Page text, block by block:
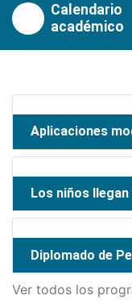
Calendario
académico
Aplicaciones
Los niños llegan
Diplomado de
Ver todos los